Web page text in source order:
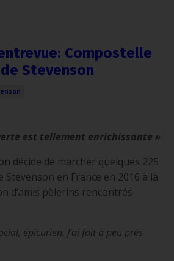
Compostelle
Stevenson
est tellement enrichissante »
décide de marcher quelques 225
Stevenson en France en 2016 à la
d’amis pèlerins rencontrés
épicurien. J’ai fait à peu près